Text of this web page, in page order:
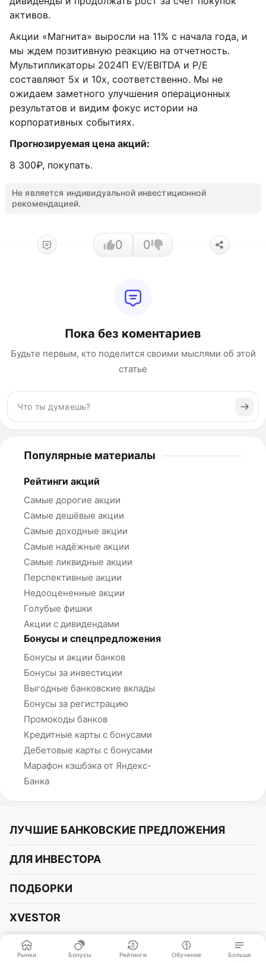
активов.
Акции «Магнита» выросли на 11% с начала года, и
мы ждем позитивную реакцию на отчетность.
Мультипликаторы 2024П EV/EBITDA и P/E
составляют 5х и 10х, соответственно. Мы не
ожидаем заметного улучшения операционных
результатов и видим фокус истории на
корпоративных событиях.
Прогнозируемая цена акций:
8 300₽, покупать.
Не является индивидуальной инвестиционной
рекомендацией.
0 0
Пока без коментариев
Будьте первым, кто поделится своими мыслями об этой
статье
Популярные материалы
Рейтинги акций
Самые дорогие акции
Самые дешёвые акции
Самые доходные акции
Самые надёжные акции
Самые ликвидные акции
Перспективные акции
Недооцененные акции
Голубые фишки
Акции с дивидендами
Бонусы и спецпредложения
Бонусы и акции банков
Бонусы за инвестиции
Выгодные банковские вклады
Бонусы за регистрацию
Промокоды банков
Кредитные карты с бонусами
Дебетовые карты с бонусами
Марафон кэшбэка от Яндекс-
Банка
ЛУЧШИЕ БАНКОВСКИЕ ПРЕДЛОЖЕНИЯ
Альфа-Банк
СБЕР
Газпромбанк
ВТБ
OZON Банк
ДЛЯ ИНВЕСТОРА
Курс акций
Курс облигаций
Прогнозы на акции
ПОДБОРКИ
Подборки акций
Подборки криптовалют
Подборки облигаций
XVESTOR
Telegram
© Xvestor 2023-2026. Все права защищены. Не является
Рынки Бонусы Рейтинги Обучение Больше